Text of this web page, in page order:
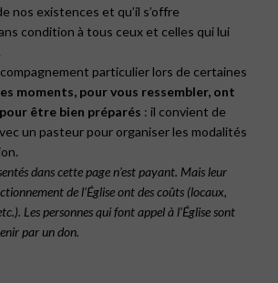
nos existences et qu’il s’offre
condition à tous ceux et celles qui lui
particulier lors de certaines
moments, pour vous ressembler, ont
être bien préparés : il convient de
un pasteur pour organiser les modalités
dans cette page n’est payant. Mais leur
de l’Église ont des coûts (locaux,
Les personnes qui font appel à l’Église sont
par un don.